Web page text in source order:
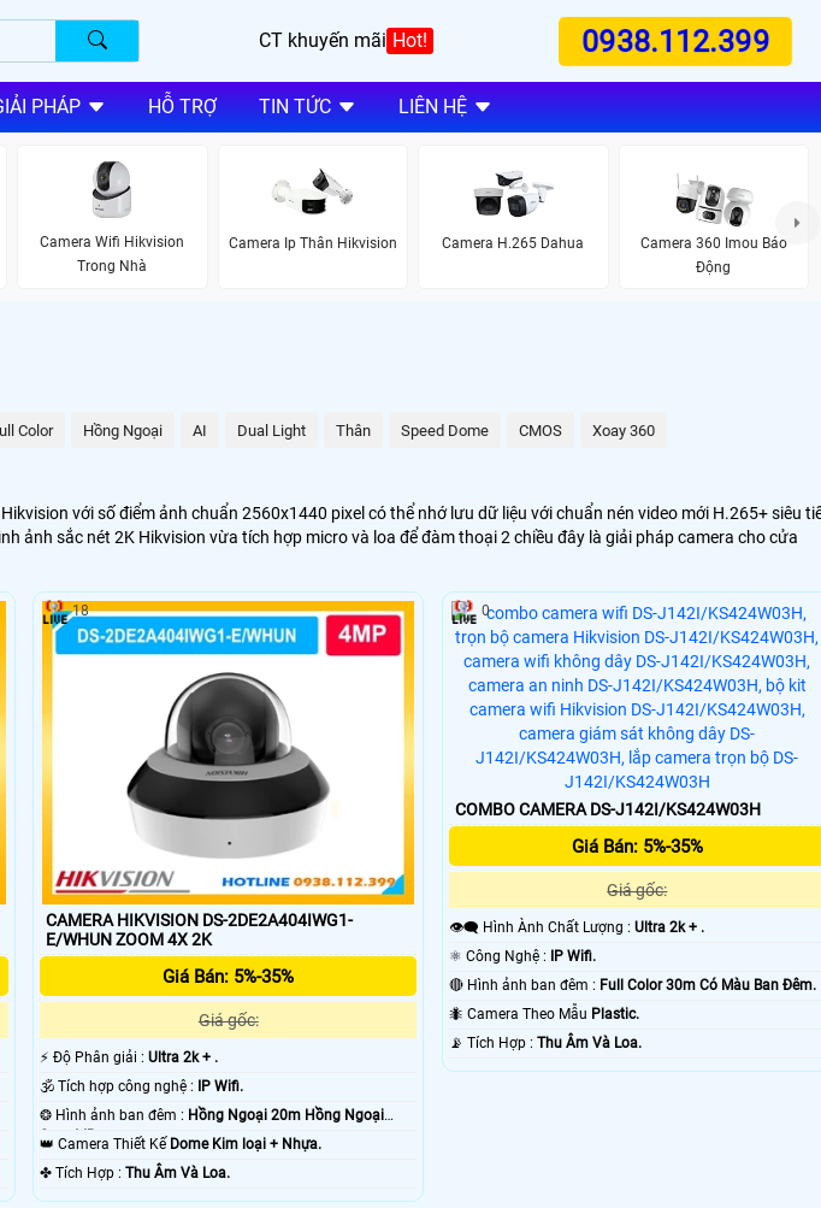
CT khuyến mãi Hot! 0938.112.399
PHÁP HỖ TRỢ TIN TỨC LIÊN HỆ
Camera Wifi Hikvision
Trong Nhà
Camera Ip Thân Hikvision Camera H.265 Dahua
Camera 360 Imou Báo
Động
Color Hồng Ngoại AI Dual Light Thân Speed Dome CMOS Xoay 360
với số điểm ảnh chuẩn 2560x1440 pixel có thể nhớ lưu dữ liệu với chuẩn nén video mới H.265+ siêu
ảnh sắc nét 2K Hikvision vừa tích hợp micro và loa để đàm thoại 2 chiều đây là giải pháp camera cho cửa
CAMERA HIKVISION DS-2DE2A404IWG1-
E/WHUN ZOOM 4X 2K
Giá Bán: 5%-35%
Giá gốc:
️⚡ Độ Phân giải :Ultra 2k + .
🕉️ Tích hợp công nghệ :
IP Wifi.
❂ Hình ảnh ban đêm : Hồng Ngoại 20m Hồng Ngoại
Smart IR.
👑 Camera Thiết Kế Dome Kim loại + Nhựa.
️✤ Tích Hợp :Thu Âm Và Loa.
18
COMBO CAMERA DS-J142I/KS424W03H
Giá Bán: 5%-35%
Giá gốc:
👁️‍🗨 Hình Ành Chất Lượng : Ultra 2k + .
⚛️ Công Nghệ : IP Wifi.
🔴 Hình ảnh ban đêm : Full Color 30m Có Màu Ban Ðêm.
🐜 Camera Theo Mẫu Plastic.
️📡 Tích Hợp : Thu Âm Và Loa.
0